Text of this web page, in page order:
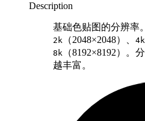
Description
基础色贴图的分辨率
2k （2048×2048）、 4k
8k （8192×8192）。
越丰富。